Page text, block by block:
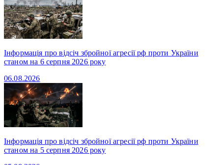
Інформація про відсіч збройної агресії рф проти України
станом на 6 серпня 2026 року
06.08.2026
Інформація про відсіч збройної агресії рф проти України
станом на 5 серпня 2026 року